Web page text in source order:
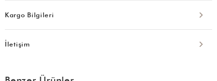
Kargo Bilgileri
İletişim